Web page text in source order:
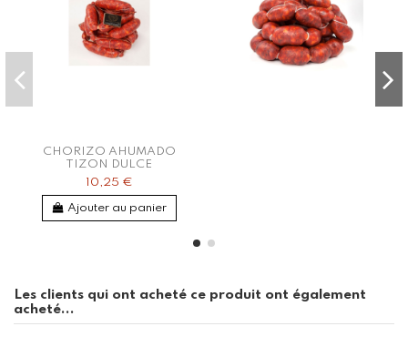
CHORIZO AHUMADO
TIZON DULCE
10,25 €
Ajouter au panier
Les clients qui ont acheté ce produit ont également
acheté...